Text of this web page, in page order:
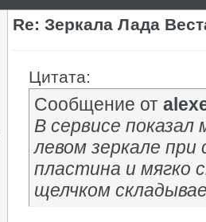
Re: Зеркала Лада
Цитата:
Сообщение от
В сервисе
левом зеркале при
пластина и мягко
щелчком